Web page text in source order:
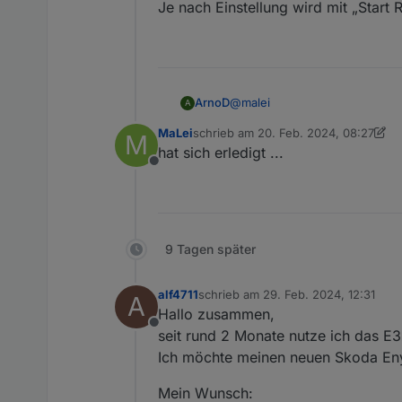
Je nach Einstellung wird mit „Start
A ArnoD@malei
Hast du die Anleitung
Dort ist eigentlich alles
M
Offline
MaLeischrieb am 20. Feb. 2024, 08:27
zuletzt editiert von MaLei
hat sich erledigt ...
9 Tagen später
A
Offline
alf4711schrieb am 29. Feb. 2024, 12:31
zuletzt editiert von
Hallo zusammen,
seit rund 2 Monate nutze ich das
Ich möchte meinen neuen Skoda
Mein Wunsch: